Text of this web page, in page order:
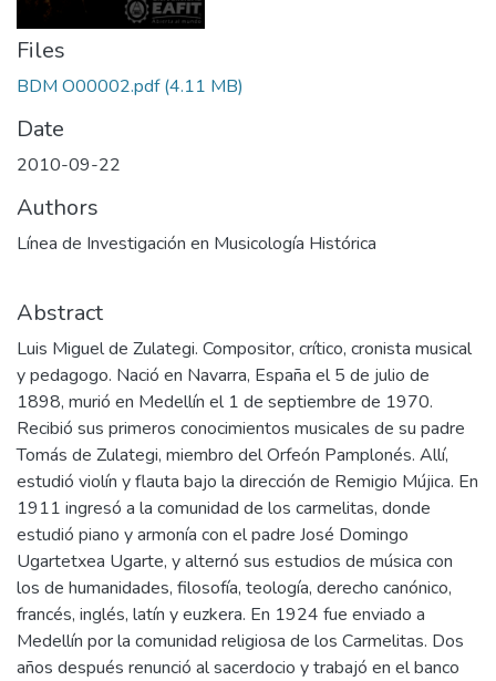
Files
BDM O00002.pdf(4.11 MB)
Date
2010-09-22
Authors
Línea de Investigación en Musicología Histórica
Abstract
Luis Miguel de Zulategi. Compositor, crítico, cronista musical
y pedagogo. Nació en Navarra, España el 5 de julio de
1898, murió en Medellín el 1 de septiembre de 1970.
Recibió sus primeros conocimientos musicales de su padre
Tomás de Zulategi, miembro del Orfeón Pamplonés. Allí,
estudió violín y flauta bajo la dirección de Remigio Mújica. En
1911 ingresó a la comunidad de los carmelitas, donde
estudió piano y armonía con el padre José Domingo
Ugartetxea Ugarte, y alternó sus estudios de música con
los de humanidades, filosofía, teología, derecho canónico,
francés, inglés, latín y euzkera. En 1924 fue enviado a
Medellín por la comunidad religiosa de los Carmelitas. Dos
años después renunció al sacerdocio y trabajó en el banco